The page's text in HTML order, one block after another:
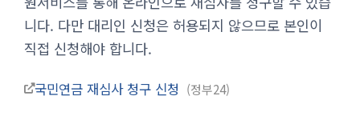
니다. 다만 대리인 신청은 허용되지 않으므로 본인이
직접 신청해야 합니다.
국민연금 재심사 청구 신청 정부24